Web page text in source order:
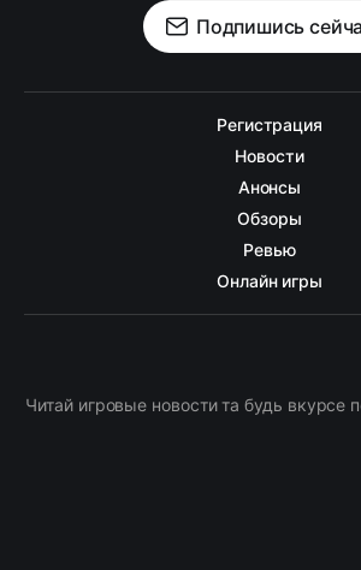
Подпишись
Регистрация
Новости
Анонсы
Обзоры
Ревью
Онлайн игры
Читай игровые новости та будь вкурсе